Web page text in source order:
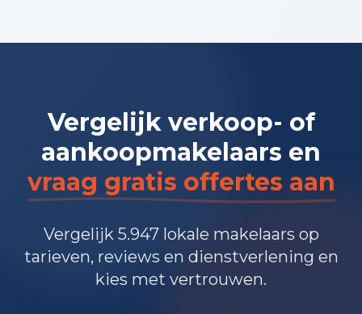
Vergelijk verkoop- of
aankoopmakelaars en
vraag gratis offertes aan
Vergelijk 5.947 lokale makelaars op
tarieven, reviews en dienstverlening en
kies met vertrouwen.